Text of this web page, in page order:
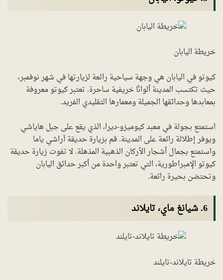
خريطة اليابان
كيوتو في اليابان هي وجهة سياحية رائعة لزيارتها في شهر نوفمبر،
حيث تكتسب المدينة ألوانًا خريفية ساحرة. تعتبر كيوتو معروفة
بمعابدها وحدائقها الجميلة ومعمارها التقليدي الفريد.
استمتع بجولة في معبد كيوميزو-ديرا، الذي يقع على جبل هاياشي
ويوفر إطلالة رائعة على المدينة. قم بزيارة حديقة آراشي ياما
واستمتع بجمال أشجار الأركان الذهبية المذهلة. لا تفوت زيارة حديقة
كيوتو الإمبراطورية، التي تعتبر واحدة من أكبر حدائق اليابان
وتحتضن بحيرة رائعة.
6. شيانغ ماي، تايلاند
خريطة تايلاند-تايلند